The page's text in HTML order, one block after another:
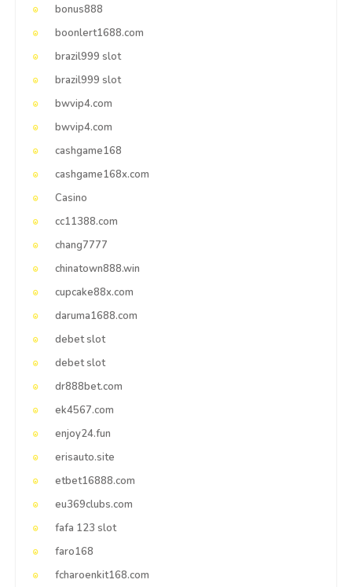
bonus888
boonlert1688.com
brazil999 slot
brazil999 slot
bwvip4.com
bwvip4.com
cashgame168
cashgame168x.com
Casino
cc11388.com
chang7777
chinatown888.win
cupcake88x.com
daruma1688.com
debet slot
debet slot
dr888bet.com
ek4567.com
enjoy24.fun
erisauto.site
etbet16888.com
eu369clubs.com
fafa 123 slot
faro168
fcharoenkit168.com